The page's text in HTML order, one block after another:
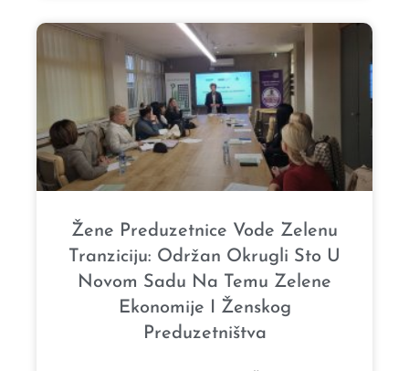
Žene Preduzetnice Vode Zelenu
Tranziciju: Održan Okrugli Sto U
Novom Sadu Na Temu Zelene
Ekonomije I Ženskog
Preduzetništva